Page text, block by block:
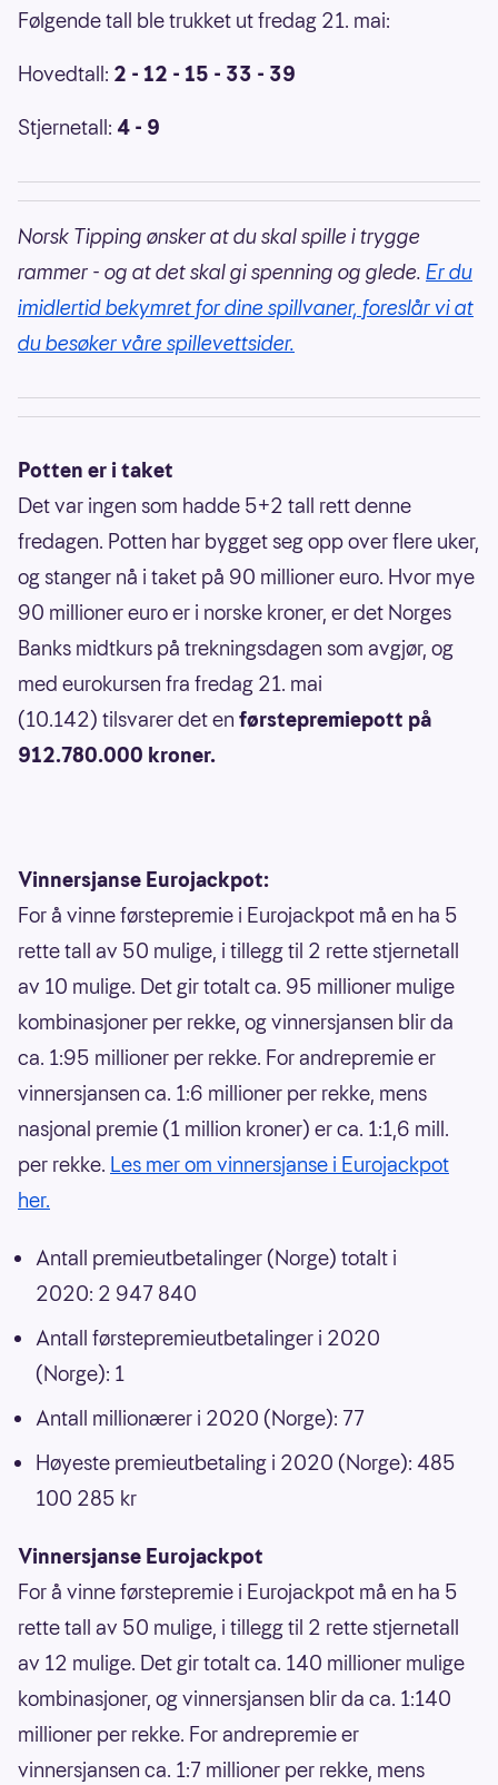
Følgende tall ble trukket ut fredag 21. mai:
Hovedtall: 2 - 12 - 15 - 33 - 39
Stjernetall: 4 - 9
Norsk Tipping ønsker at du skal spille i trygge
rammer - og at det skal gi spenning og glede. Er du
imidlertid bekymret for dine spillvaner, foreslår vi at
du besøker våre spillevettsider.
Potten er i taket
Det var ingen som hadde 5+2 tall rett denne
fredagen. Potten har bygget seg opp over flere uker,
og stanger nå i taket på 90 millioner euro. Hvor mye
90 millioner euro er i norske kroner, er det Norges
Banks midtkurs på trekningsdagen som avgjør, og
med eurokursen fra fredag 21. mai
(10.142) tilsvarer det en førstepremiepott på
912.780.000 kroner.
Vinnersjanse Eurojackpot:
For å vinne førstepremie i Eurojackpot må en ha 5
rette tall av 50 mulige, i tillegg til 2 rette stjernetall
av 10 mulige. Det gir totalt ca. 95 millioner mulige
kombinasjoner per rekke, og vinnersjansen blir da
ca. 1:95 millioner per rekke. For andrepremie er
vinnersjansen ca. 1:6 millioner per rekke, mens
nasjonal premie (1 million kroner) er ca. 1:1,6 mill.
per rekke. Les mer om vinnersjanse i Eurojackpot
her.
Antall premieutbetalinger (Norge) totalt i
2020: 2 947 840
Antall førstepremieutbetalinger i 2020
(Norge): 1
Antall millionærer i 2020 (Norge): 77
Høyeste premieutbetaling i 2020 (Norge): 485
100 285 kr
Vinnersjanse Eurojackpot
For å vinne førstepremie i Eurojackpot må en ha 5
rette tall av 50 mulige, i tillegg til 2 rette stjernetall
av 12 mulige. Det gir totalt ca. 140 millioner mulige
kombinasjoner, og vinnersjansen blir da ca. 1:140
millioner per rekke. For andrepremie er
vinnersjansen ca. 1:7 millioner per rekke, mens